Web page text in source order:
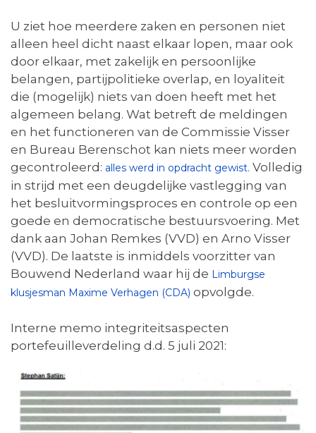
U ziet hoe meerdere zaken en personen niet
alleen heel dicht naast elkaar lopen, maar ook
door elkaar, met zakelijk en persoonlijke
belangen, partijpolitieke overlap, en loyaliteit
die (mogelijk) niets van doen heeft met het
algemeen belang. Wat betreft de meldingen
en het functioneren van de Commissie Visser
en Bureau Berenschot kan niets meer worden
gecontroleerd: alles werd in opdracht gewist. Volledig
in strijd met een deugdelijke vastlegging van
het besluitvormingsproces en controle op een
goede en democratische bestuursvoering. Met
dank aan Johan Remkes (VVD) en Arno Visser
(VVD). De laatste is inmiddels voorzitter van
Bouwend Nederland waar hij de Limburgse
klusjesman Maxime Verhagen (CDA) opvolgde.
Interne memo integriteitsaspecten
portefeuilleverdeling d.d. 5 juli 2021: